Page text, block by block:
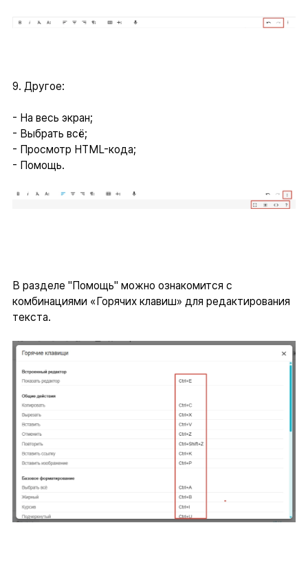
9. Другое:
- На весь экран;
- Выбрать всё;
- Просмотр HTML-кода;
- Помощь.
В разделе "Помощь" можно ознакомится с
комбинациями «Горячих клавиш» для редактирования
текста.